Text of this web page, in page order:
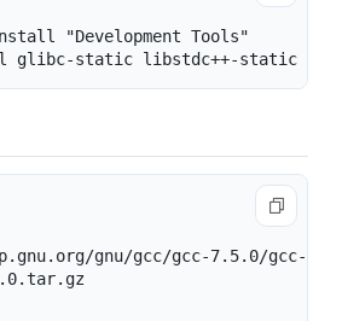
"Development Tools"
glibc-static libstdc++-static
gnu/gcc/gcc-7.5.0/gcc-